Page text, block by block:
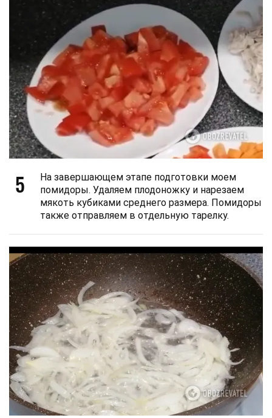
5
На завершающем этапе подготовки моем
помидоры. Удаляем плодоножку и нарезаем
мякоть кубиками среднего размера. Помидоры
также отправляем в отдельную тарелку.